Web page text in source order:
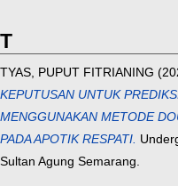
T
TYAS, PUPUT FITRIANING
KEPUTUSAN UNTUK
MENGGUNAKAN METODE
PADA APOTIK RESPATI.
Sultan Agung Semarang.